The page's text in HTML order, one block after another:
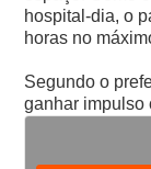
hospital-dia, o
horas no
Segundo o
ganhar impulso